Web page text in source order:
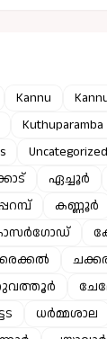
Kannu
Kuthuparamba
Uncategorized
ഏച്ചൂർ
കണ്ണൂർ
ധർമ്മശാല